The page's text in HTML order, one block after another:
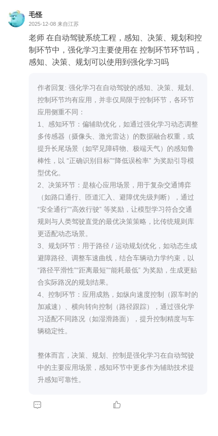
毛怪
2025-12-08 来自江苏
老师 在自动驾驶系统工程，感知、决策、规划和控
制环节中，强化学习主要使用在 控制环节环节吗，
感知、决策、规划可以使用到强化学习吗
作者回复: 强化学习在自动驾驶的感知、决策、规划、
控制环节均有应用，并非仅局限于控制环节，各环节
应用侧重不同：
1、感知环节：偏辅助优化，如通过强化学习动态调整
多传感器（摄像头、激光雷达）的数据融合权重，或
提升长尾场景（如罕见障碍物、极端天气）的感知鲁
棒性，以 “正确识别目标”“降低误检率” 为奖励引导模
型优化。
2、决策环节：是核心应用场景，用于复杂交通博弈
（如路口通行、匝道汇入、避障优先级判断），通过
“安全通行”“高效行驶” 等奖励，让模型学习符合交通
规则与人类驾驶直觉的最优决策策略，比传统规则库
更适配动态场景。
3、规划环节：用于路径 / 运动规划优化，如动态生成
避障路径、调整车速曲线，结合车辆动力学约束，以
“路径平滑性”“距离最短”“能耗最低” 为奖励，生成更贴
合实际路况的规划结果。
4、控制环节：应用成熟，如纵向速度控制（跟车时的
加减速）、横向转向控制（路径跟踪），通过强化学
习适配不同路况（如湿滑路面），提升控制精度与车
辆稳定性。
整体而言，决策、规划、控制是强化学习在自动驾驶
中的主要应用场景，感知环节中更多作为辅助技术提
升感知可靠性。
 